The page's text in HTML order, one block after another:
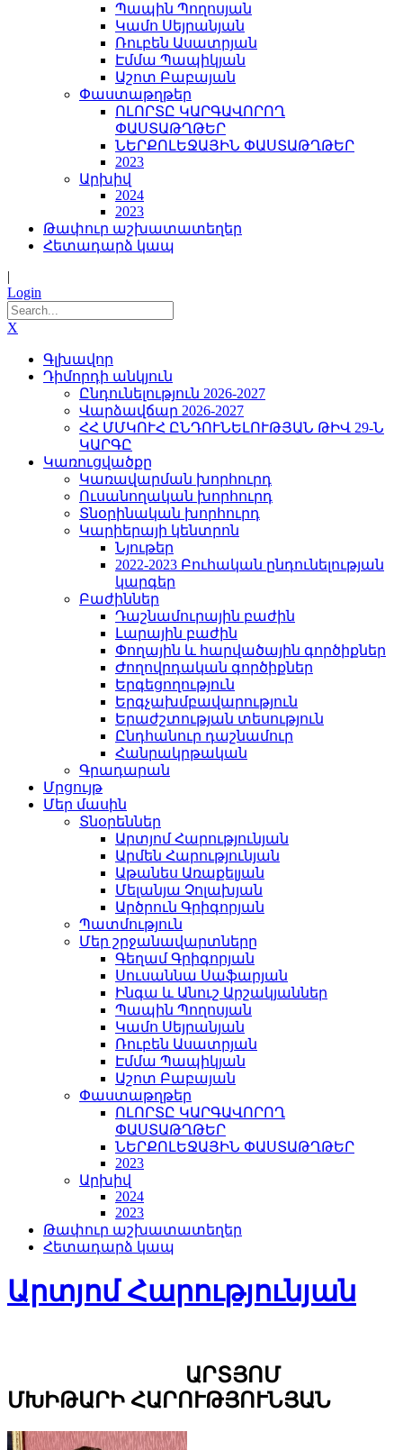
Պապին Պողոսյան
Կամո Սեյրանյան
Ռուբեն Ասատրյան
Էմմա Պապիկյան
Աշոտ Բաբայան
Փաստաթղթեր
ՈԼՈՐՏԸ ԿԱՐԳԱՎՈՐՈՂ
ՓԱՍՏԱԹՂԹԵՐ
ՆԵՐՔՈԼԵՋԱՅԻՆ ՓԱՍՏԱԹՂԹԵՐ
2023
Արխիվ
2024
2023
Թափուր աշխատատեղեր
Հետադարձ կապ
|
Login
X
Գլխավոր
Դիմորդի անկյուն
Ընդունելություն 2026-2027
Վարձավճար 2026-2027
ՀՀ ՄՄԿՈՒՀ ԸՆԴՈՒՆԵԼՈՒԹՅԱՆ ԹԻՎ 29-Ն
ԿԱՐԳԸ
Կառուցվածքը
Կառավարման խորհուրդ
Ուսանողական խորհուրդ
Տնօրինական խորհուրդ
Կարիերայի կենտրոն
Նյութեր
2022-2023 Բուհական ընդունելության
կարգեր
Բաժիններ
Դաշնամուրային բաժին
Լարային բաժին
Փողային և հարվածային գործիքներ
Ժողովրդական գործիքներ
Երգեցողություն
Երգչախմբավարություն
Երաժշտության տեսություն
Ընդհանուր դաշնամուր
Հանրակրթական
Գրադարան
Մրցույթ
Մեր մասին
Տնօրեններ
Արտյոմ Հարությունյան
Արմեն Հարությունյան
Աթանես Առաքելյան
Մելանյա Չոլախյան
Արծրուն Գրիգորյան
Պատմություն
Մեր շրջանավարտները
Գեղամ Գրիգորյան
Սուսաննա Սաֆարյան
Ինգա և Անուշ Արշակյաններ
Պապին Պողոսյան
Կամո Սեյրանյան
Ռուբեն Ասատրյան
Էմմա Պապիկյան
Աշոտ Բաբայան
Փաստաթղթեր
ՈԼՈՐՏԸ ԿԱՐԳԱՎՈՐՈՂ
ՓԱՍՏԱԹՂԹԵՐ
ՆԵՐՔՈԼԵՋԱՅԻՆ ՓԱՍՏԱԹՂԹԵՐ
2023
Արխիվ
2024
2023
Թափուր աշխատատեղեր
Հետադարձ կապ
Արտյոմ Հարությունյան
ԱՐՏՅՈՄ
ՄԽԻԹԱՐԻ ՀԱՐՈՒԹՅՈՒՆՅԱՆ